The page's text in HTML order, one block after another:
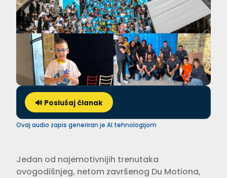
🔊 Poslušaj članak
Ovaj audio zapis generiran je AI tehnologijom
Jedan od najemotivnijih trenutaka
ovogodišnjeg, netom završenog Du Motiona,